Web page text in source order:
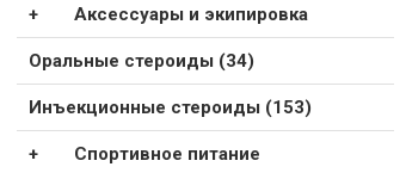
Аксессуары и экипировка
Оральные стероиды (34)
Инъекционные стероиды (153)
Спортивное питание